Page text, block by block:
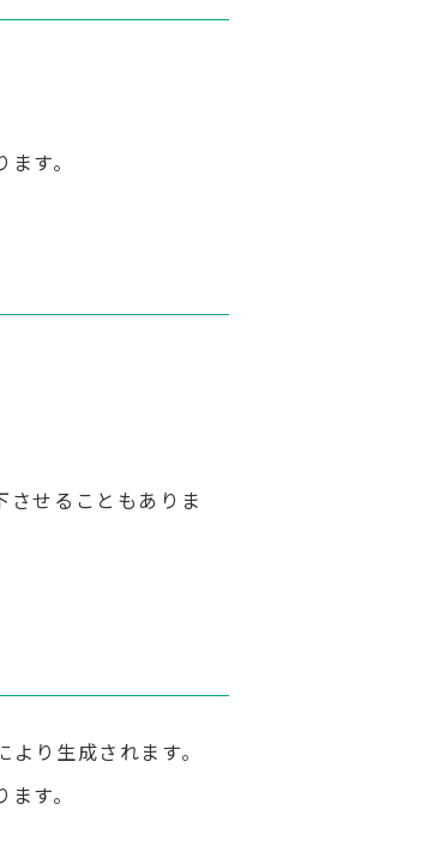
す。
せることもありま
り生成されます。
す。